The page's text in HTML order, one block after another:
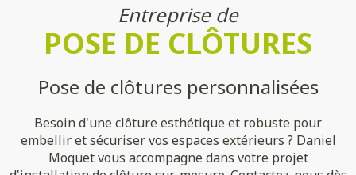
Entreprise de
POSE DE CLÔTURES
Pose de clôtures personnalisées
Besoin d'une clôture esthétique et robuste pour
embellir et sécuriser vos espaces extérieurs ? Daniel
Moquet vous accompagne dans votre projet